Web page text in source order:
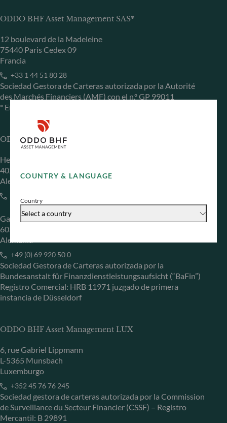
COUNTRY & LANGUAGE
Country
Select a country
ODDO BHF Asset Management SAS*
12 boulevard de la Madeleine
75440 Paris Cedex 09
Francia
+33 1 44 51 80 28
Sociedad Gestora de Carteras autorizada por la Autorité
des Marchés Financiers (AMF) con el n.º GP 99011
* Entidad responsable del sitio web
ODDO BHF Asset Management GmbH
Herzogstraße 15
40217 Düsseldorf
Alemania
Gallusanlage 8
60329 Frankfurt am Main
Alemania
+49 (0) 69 920 50 0
Sociedad Gestora de Carteras autorizada por la
Bundesanstalt für Finanzdienstleistungsaufsicht (“BaFin”)
Registro Comercial: HRB 11971 juzgado de primera
instancia de Düsseldorf
ODDO BHF Asset Management LUX
6, rue Gabriel Lippmann
L-5365 Munsbach
Luxemburgo
+352 45 76 76 245
Sociedad gestora de carteras autorizada por la Commission
de Surveillance du Secteur Financier (CSSF) – Registro
Mercantil: B 29891